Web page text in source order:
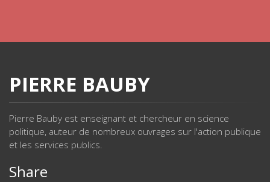
PIERRE BAUBY
Pierre Bauby est enseignant et chercheur en science
politique, auteur de nombreux ouvrages sur l'action publique
et les services publics.
Share